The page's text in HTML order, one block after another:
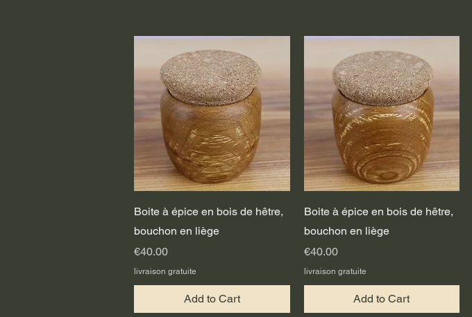
Quick View
Boite à épice en bois de hêtre,
bouchon en liège
Price
€40.00
livraison gratuite
Add to Cart
Quick View
Boite à épice en bois de hêtre,
bouchon en liège
Price
€40.00
livraison gratuite
Add to Cart